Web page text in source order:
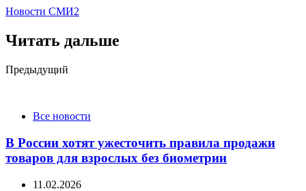
Новости СМИ2
Читать дальше
Post
Предыдущий
Все новости
В России хотят ужесточить правила продажи
товаров для взрослых без биометрии
11.02.2026